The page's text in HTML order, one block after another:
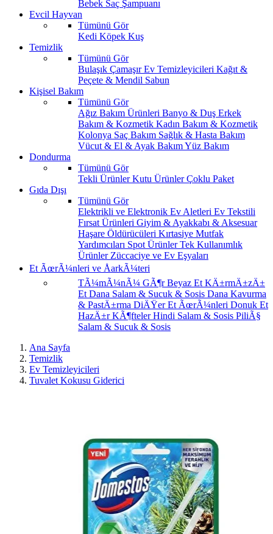
Bebek Saç Şampuanı
Evcil Hayvan
Tümünü Gör
Kedi Köpek Kuş
Temizlik
Tümünü Gör
Bulaşık ÇamaşırEv Temizleyicileri Kağıt &
Peçete & Mendil Sabun
Kişisel Bakım
Tümünü Gör
Ağız Bakım Ürünleri Banyo & Duş Erkek
Bakım & Kozmetik Kadın Bakım & Kozmetik
Kolonya Saç Bakım Sağlık & Hasta Bakım
Vücut & El & Ayak BakımYüz Bakım
Dondurma
Tümünü Gör
Tekli ÜrünlerKutu ÜrünlerÇoklu Paket
Gıda Dışı
Tümünü Gör
Elektrikli ve Elektronik Ev Aletleri Ev Tekstili
Fırsat Ürünleri Giyim & Ayakkabı & Aksesuar
Haşare Öldürücüleri Kırtasiye Mutfak
Yardımcıları Spot ÜrünlerTek Kullanımlık
Ürünler Züccaciye ve Ev Eşyaları
Et ÃœrÃ¼nleri ve ÅarkÃ¼teri
TÃ¼mÃ¼nÃ¼ GÃ¶rBeyaz Et KÄ±rmÄ±zÄ±
Et Dana Salam & Sucuk & Sosis Dana Kavurma
& PastÄ±rma DiÄŸer Et ÃœrÃ¼nleri Donuk Et
HazÄ±r KÃ¶ftelerHindi Salam & Sosis PiliÃ§
Salam & Sucuk & Sosis
Ana Sayfa
Temizlik
Ev Temizleyicileri
Tuvalet Kokusu Giderici